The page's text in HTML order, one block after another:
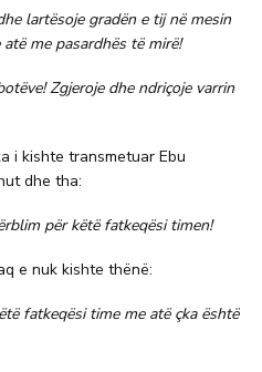
lartësoje gradën e tij në mesin
me pasardhës të mirë!
Zgjeroje dhe ndriçoje varrin
i kishte transmetuar Ebu
dhe tha:
për këtë fatkeqësi timen!
e nuk kishte thënë:
fatkeqësi time me atë çka është